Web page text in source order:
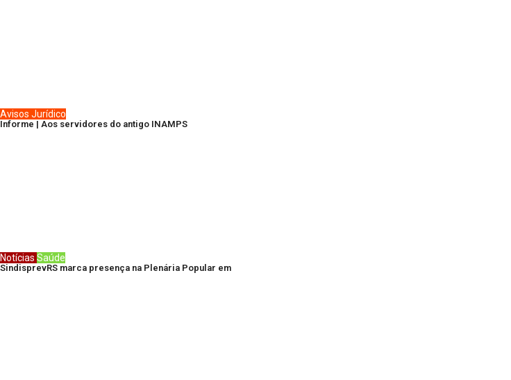
Avisos Jurídico
Informe | Aos servidores do antigo INAMPS
Notícias Saúde
SindisprevRS marca presença na Plenária Popular em